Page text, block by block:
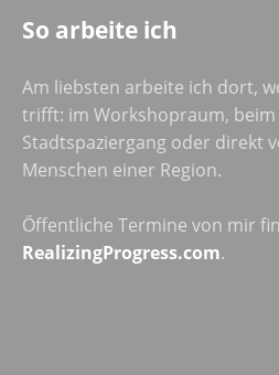
So arbeite ich
Am liebsten arbeite ich dort,
trifft: im Workshopraum, beim
Stadtspaziergang oder direkt
Menschen einer Region.
Öffentliche Termine von mir
RealizingProgress.com.